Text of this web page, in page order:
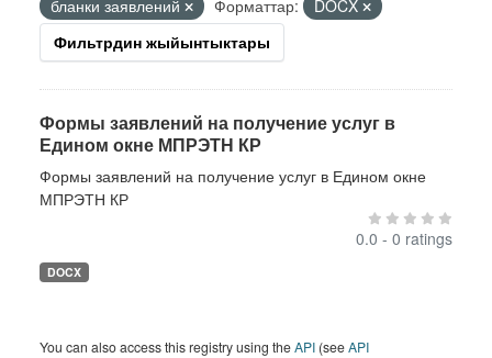
бланки заявлений
Форматтар:
DOCX
Фильтрдин жыйынтыктары
Формы заявлений на получение услуг в
Едином окне МПРЭТН КР
Формы заявлений на получение услуг в Едином окне
МПРЭТН КР
0.0 - 0 ratings
DOCX
You can also access this registry using theAPI (seeAPI